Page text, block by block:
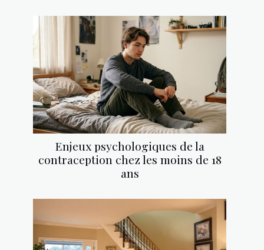
Enjeux psychologiques de la
contraception chez les moins de 18
ans